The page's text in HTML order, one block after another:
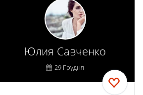
Юлия Савченко
29 Грудня